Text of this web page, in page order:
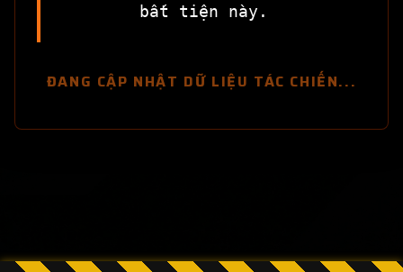
bất tiện này.
ĐANG CẬP NHẬT DỮ LIỆU TÁC CHIẾN...